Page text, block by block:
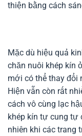
thiện bằng cách
Mặc dù hiệu quả
chăn nuôi khép kín
mới có thể thay đổi
Hiện vẫn còn rất
cách vô cùng lạc
khép kín tự cung tự
nhiên khi các trang